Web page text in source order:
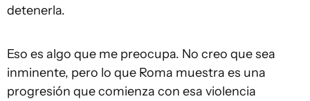
detenerla.
Eso es algo que me preocupa. No creo que sea
inminente, pero lo que Roma muestra es una
progresión que comienza con esa violencia